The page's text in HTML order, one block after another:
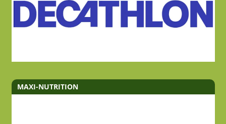
MAXI-NUTRITION